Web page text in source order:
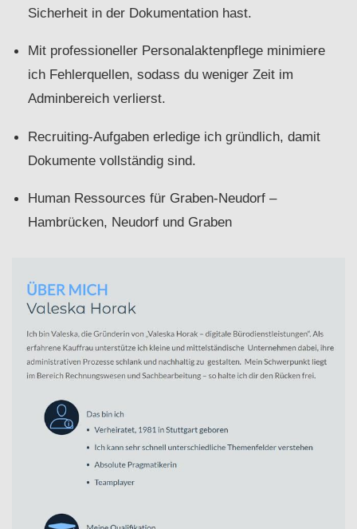
Sicherheit in der Dokumentation hast.
Mit professioneller Personalaktenpflege minimiere
ich Fehlerquellen, sodass du weniger Zeit im
Adminbereich verlierst.
Recruiting-Aufgaben erledige ich gründlich, damit
Dokumente vollständig sind.
Human Ressources für Graben-Neudorf –
Hambrücken, Neudorf und Graben